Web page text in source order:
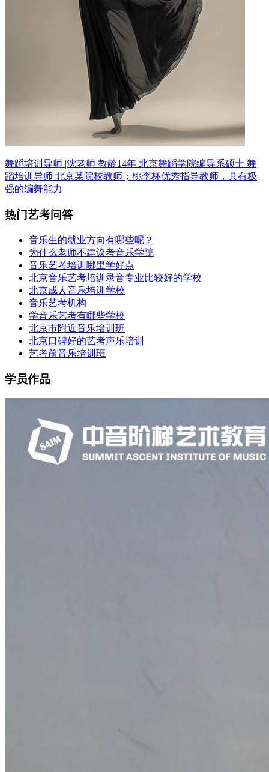
舞蹈培训导师 |沈老师 教龄14年 北京舞蹈学院编导系硕士 舞
蹈培训导师 北京某院校教师；桃李杯优秀指导教师，具有极
强的编舞能力
热门艺考问答
音乐生的就业方向有哪些呢？
为什么老师不建议考音乐学院
音乐艺考培训哪里学好点
北京音乐艺考培训录音专业比较好的学校
北京成人音乐培训学校
音乐艺考机构
学音乐艺考有哪些学校
北京市附近音乐培训班
北京口碑好的艺考声乐培训
艺考前音乐培训班
学员作品